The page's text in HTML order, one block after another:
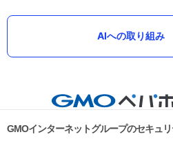
AIへの取り組み
GMOインターネットグループのセキュ